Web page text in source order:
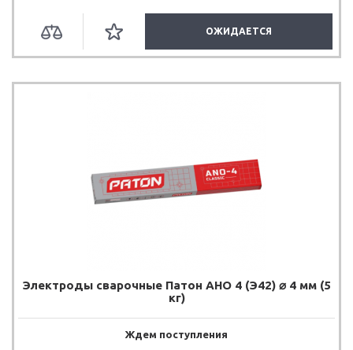
ОЖИДАЕТСЯ
Электроды сварочные Патон АНО 4 (Э42) ⌀ 4 мм (5
кг)
Ждем поступления